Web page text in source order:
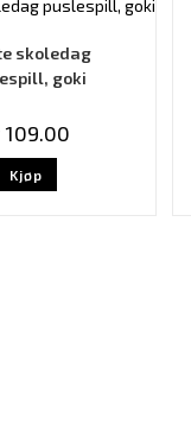
skoledag
goki
109.00
Kjøp